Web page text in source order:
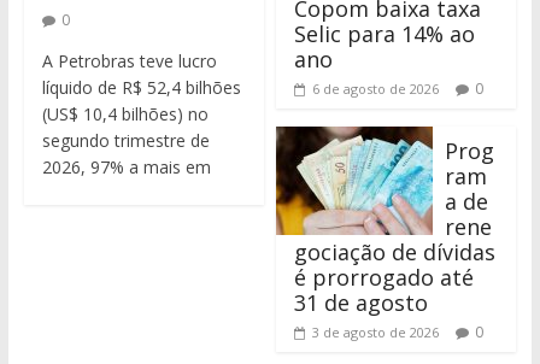
0
A Petrobras teve lucro
líquido de R$ 52,4 bilhões
(US$ 10,4 bilhões) no
segundo trimestre de
2026, 97% a mais em
Copom baixa taxa
Selic para 14% ao
ano
6 de agosto de 2026 0
Prog
ram
a de
rene
gociação de dívidas
é prorrogado até
31 de agosto
3 de agosto de 2026 0